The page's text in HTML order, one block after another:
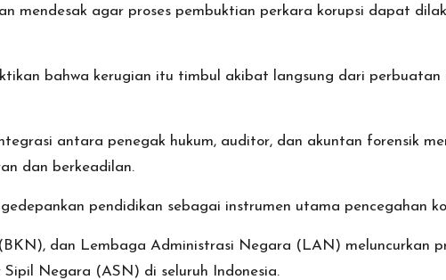
mendesak agar proses pembuktian perkara korupsi dapat
bahwa kerugian itu timbul akibat langsung dari perbuatan
antara penegak hukum, auditor, dan akuntan forensik
dan berkeadilan.
pendidikan sebagai instrumen utama pencegahan
dan Lembaga Administrasi Negara (LAN) meluncurkan
Negara (ASN) di seluruh Indonesia.